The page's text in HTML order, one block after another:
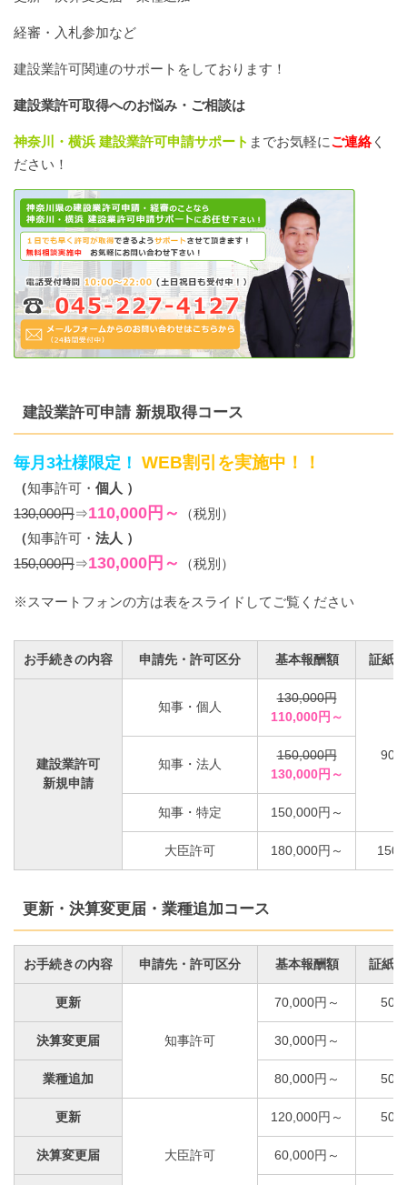
経審・入札参加など
建設業許可関連のサポートをしております！
建設業許可取得へのお悩み・ご相談は
神奈川・横浜 建設業許可申請サポート までお気軽にご連絡く
ださい！
建設業許可申請 新規取得コース
毎月3社様限定！ WEB割引を実施中！！
（知事許可・ 個人 ）
130,000円⇒110,000円～
（税別）
（知事許可・ 法人 ）
150,000円⇒130,000円～ （税別）
※スマートフォンの方は表をスライドしてご覧ください
お手続きの内容 申請先・許可区分 基本報酬額 証紙
建設業許可
新規申請
知事・個人
130,000円
110,000円～
知事・法人
150,000円
130,000円～
知事・特定 150,000円～
大臣許可 180,000円～
更新・決算変更届・業種追加コース
お手続きの内容 申請先・許可区分 基本報酬額 証紙
更新
知事許可
70,000円～
決算変更届 30,000円～
業種追加 80,000円～
更新
大臣許可
120,000円～
決算変更届 60,000円～